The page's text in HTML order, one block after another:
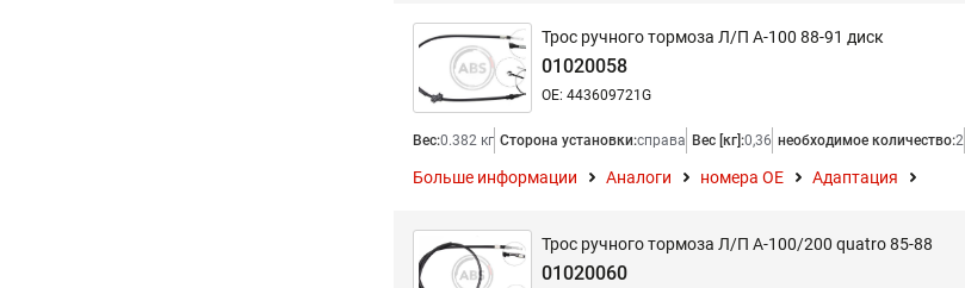
Трос ручного тормоза Л/П A-100 88-91 диск
01020058
OE: 443609721G
Вес:0.382 кг Сторона установки:справа Вес [кг]:0,36 необходимое количество:2
Больше информации Аналоги номера ОЕ Адаптация
Трос ручного тормоза Л/П A-100/200 quatro 85-88
01020060